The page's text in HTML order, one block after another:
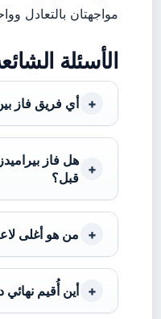
مواجهتان بالتعادل
الأسئلة
أي فريق فاز
هل فاز
قبل؟
من هو أغلى
أين أُقيم نهائي